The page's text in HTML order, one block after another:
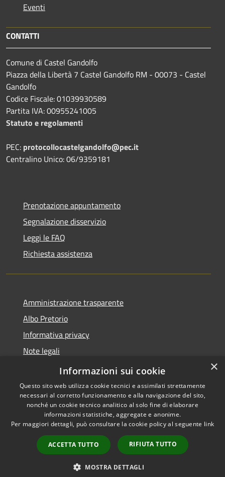
Eventi
CONTATTI
Comune di Castel Gandolfo
Piazza della Libertà 7 Castel Gandolfo RM - 00073 - Castel
Gandolfo
Codice Fiscale: 01039930589
Partita IVA: 00955241005
Statuto e regolamenti
PEC: protocollocastelgandolfo@pec.it
Centralino Unico: 06/9359181
Prenotazione appuntamento
Segnalazione disservizio
Leggi le FAQ
Richiesta assistenza
Amministrazione trasparente
Albo Pretorio
Informativa privacy
Note legali
Dichiarazione di accessibilità
Accessibilità
Copyright © 2026 • Comune di
Castel Gandolfo • Powered by
Municipium•
Accesso
redazione
×
Informazioni sui cookie
Questo sito web utilizza cookie tecnici e assimilati strettamente
necessari al corretto funzionamento e alla navigazione del sito,
nonché un cookie tecnico analitico al solo fine di elaborare
informazioni statistiche, aggregate e anonime.
Per maggiori dettagli, può consultare la cookie policy al seguente link
ACCETTA TUTTO RIFIUTA TUTTO
MOSTRA DETTAGLI